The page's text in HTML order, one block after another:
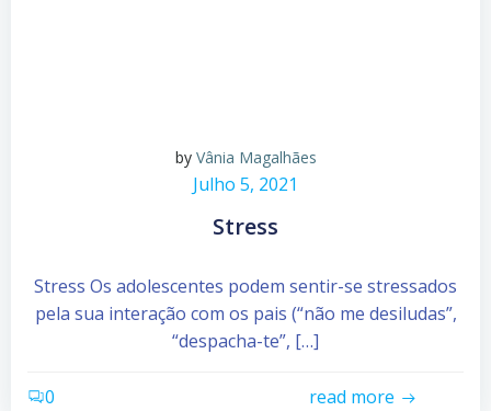
by Vânia Magalhães
Julho 5, 2021
Stress
Stress Os adolescentes podem sentir-se stressados
pela sua interação com os pais (“não me desiludas”,
“despacha-te”, […]
0 read more